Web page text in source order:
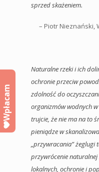
sprzed skażeniem.
– Piotr Nieznański,
Naturalne rzeki i ich
ochronie przeciw
zdolność do
organizmów wodnych
trujcie, że nie ma na to
pieniądze w
„przywracania” żeglugi
przywrócenie naturalnej
lokalnych, ochronie i
Wpłacam